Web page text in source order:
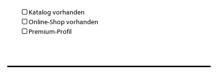
Katalog vorhanden
Online-Shop vorhanden
Premium-Profil